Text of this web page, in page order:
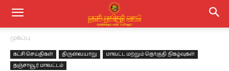
முகப்பு
கட்சி செய்திகள் திருவையாறு
மாவட்ட மற்றும் தொகுதி நிகழ்வுகள்
தஞ்சாவூர் மாவட்டம்